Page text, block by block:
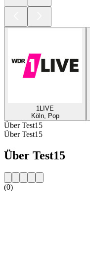
1LIVE
Köln, Pop
Über Test15
Über Test15
Über Test15
(0)